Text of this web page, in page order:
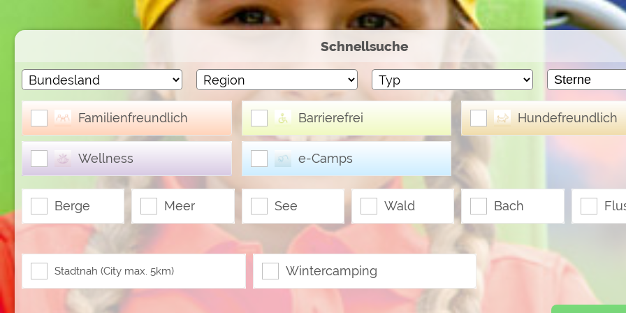
Schnellsuche
Familienfreundlich Barrierefrei Hundefreundlich
Wellness e-Camps
Berge Meer See Wald Bach
Stadtnah (City max. 5km) Wintercamping
Google reCAPTCHA (Formulare)
https://policies.google.com/privacy
Google Analytics https://policies.google.com/privacy
Google Ads
https://policies.google.com/privacy
Google AdSense
https://policies.google.com/privacy
Die Cookieeinstellungen können jeder Zeit im Footer über "COOKIES" geändert